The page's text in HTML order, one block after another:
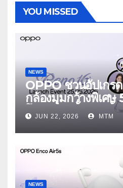
YOU MISSED
NEWS
OPPO ชวนอัปเกร
กล้องมุมกว้างพิเศษ
โฟนเพื่อนซี้ เทรนดี้ทุ
งาน OPPO
Launch Event
JUN 22, 2026 MTM
NEWS